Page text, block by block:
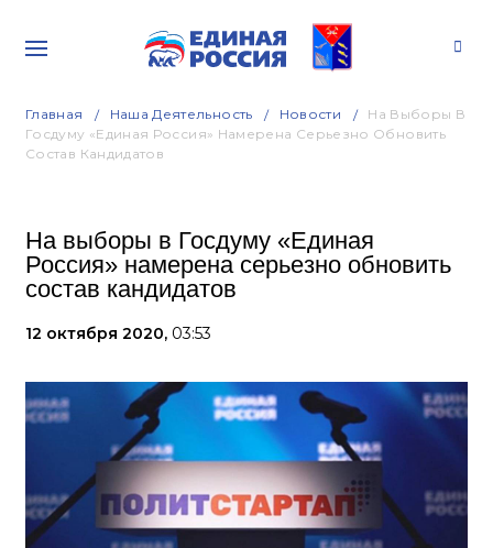
Главная Наша Деятельность Новости
На Выборы В
Госдуму «Единая Россия» Намерена Серьезно Обновить
Состав Кандидатов
На выборы в Госдуму «Единая
Россия» намерена серьезно обновить
состав кандидатов
12 октября 2020, 03:53